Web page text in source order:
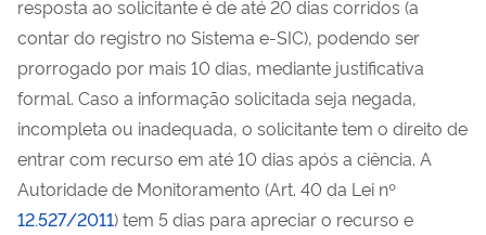
resposta ao solicitante é de até 20 dias corridos (a
contar do registro no Sistema e-SIC), podendo ser
prorrogado por mais 10 dias, mediante justificativa
formal. Caso a informação solicitada seja negada,
incompleta ou inadequada, o solicitante tem o direito de
entrar com recurso em até 10 dias após a ciência. A
Autoridade de Monitoramento (Art. 40 da Lei nº
12.527/2011) tem 5 dias para apreciar o recurso e